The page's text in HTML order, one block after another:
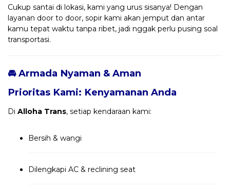
Cukup santai di lokasi, kami yang urus sisanya! Dengan
layanan door to door, sopir kami akan jemput dan antar
kamu tepat waktu tanpa ribet, jadi nggak perlu pusing soal
transportasi.
🚘 Armada Nyaman & Aman
Prioritas Kami: Kenyamanan Anda
Di Alloha Trans, setiap kendaraan kami:
Bersih & wangi
Dilengkapi AC & reclining seat